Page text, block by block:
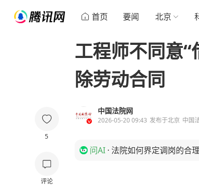
首页 要闻 北京
5
评论
工程师不同意
除劳动合同
中国法院网
2026-05-20 09:43 发布于北京 中国
问AI · 法院如何界定调岗的合理